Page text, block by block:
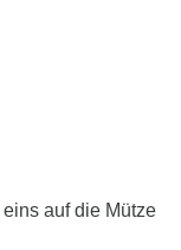
auf die Mütze